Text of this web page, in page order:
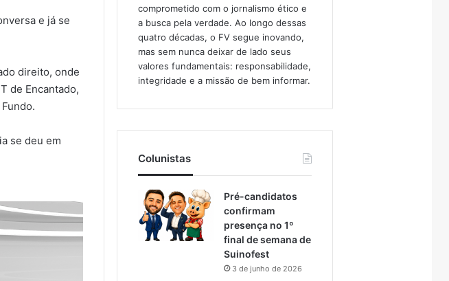
e já se
direito, onde
de Encantado,
se deu em
comprometido com o jornalismo ético e
a busca pela verdade. Ao longo dessas
quatro décadas, o FV segue inovando,
mas sem nunca deixar de lado seus
valores fundamentais: responsabilidade,
integridade e a missão de bem informar.​
Colunistas
Pré-candidatos
confirmam
presença no 1º
final de semana de
Suinofest
3 de junho de 2026